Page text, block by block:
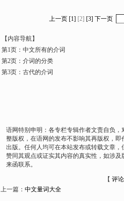
上一页 [1] [2] [3] 下一页
【内容导航】
第1页：中文所有的介词
第2页：介词的分类
第3页：古代的介词
语网特别申明：各专栏专辑作者文责自负，
整版权，在语网的发布不影响其再版权，即
出版。任何人均可在本站发布或转载文章，
赞同其观点或证实其内容的真实性，如涉及
来函联系。
【 评论
上一篇： 中文量词大全